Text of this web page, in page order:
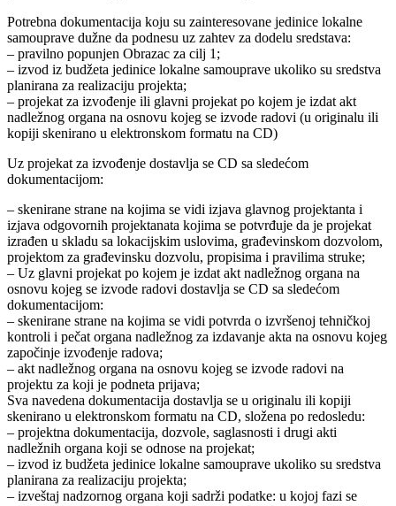
Potrebna dokumentacija koju su zainteresovane jedinice lokalne
samouprave dužne da podnesu uz zahtev za dodelu sredstava:
– pravilno popunjen Obrazac za cilj 1;
– izvod iz budžeta jedinice lokalne samouprave ukoliko su sredstva
planirana za realizaciju projekta;
– projekat za izvođenje ili glavni projekat po kojem je izdat akt
nadležnog organa na osnovu kojeg se izvode radovi (u originalu ili
kopiji skenirano u elektronskom formatu na CD)
Uz projekat za izvođenje dostavlja se CD sa sledećom
dokumentacijom:
– skenirane strane na kojima se vidi izjava glavnog projektanta i
izjava odgovornih projektanata kojima se potvrđuje da je projekat
izrađen u skladu sa lokacijskim uslovima, građevinskom dozvolom,
projektom za građevinsku dozvolu, propisima i pravilima struke;
– Uz glavni projekat po kojem je izdat akt nadležnog organa na
osnovu kojeg se izvode radovi dostavlja se CD sa sledećom
dokumentacijom:
– skenirane strane na kojima se vidi potvrda o izvršenoj tehničkoj
kontroli i pečat organa nadležnog za izdavanje akta na osnovu kojeg
započinje izvođenje radova;
– akt nadležnog organa na osnovu kojeg se izvode radovi na
projektu za koji je podneta prijava;
Sva navedena dokumentacija dostavlja se u originalu ili kopiji
skenirano u elektronskom formatu na CD, složena po redosledu:
– projektna dokumentacija, dozvole, saglasnosti i drugi akti
nadležnih organa koji se odnose na projekat;
– izvod iz budžeta jedinice lokalne samouprave ukoliko su sredstva
planirana za realizaciju projekta;
– izveštaj nadzornog organa koji sadrži podatke: u kojoj fazi se